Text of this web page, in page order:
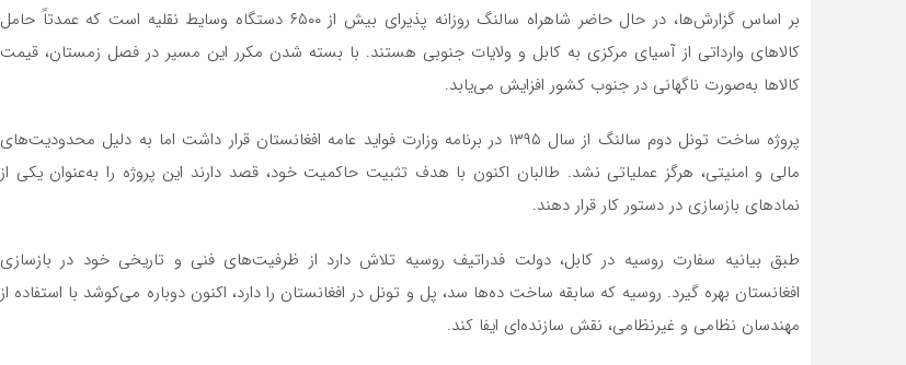
بر اساس گزارش‌ها، در حال حاضر شاهراه سالنگ روزانه پذیرای بیش از ۶۵۰۰ دستگاه وسایط نقلیه است که عمدتاً حامل
کالاهای وارداتی از آسیای مرکزی به کابل و ولایات جنوبی هستند. با بسته شدن مکرر این مسیر در فصل زمستان، قیمت
کالاها به‌صورت ناگهانی در جنوب کشور افزایش می‌یابد.
پروژه ساخت تونل دوم سالنگ از سال ۱۳۹۵ در برنامه وزارت فواید عامه افغانستان قرار داشت اما به دلیل محدودیت‌های
مالی و امنیتی، هرگز عملیاتی نشد. طالبان اکنون با هدف تثبیت حاکمیت خود، قصد دارند این پروژه را به‌عنوان یکی از
نمادهای بازسازی در دستور کار قرار دهند.
طبق بیانیه سفارت روسیه در کابل، دولت فدراتیف روسیه تلاش دارد از ظرفیت‌های فنی و تاریخی خود در بازسازی
افغانستان بهره گیرد. روسیه که سابقه ساخت ده‌ها سد، پل و تونل در افغانستان را دارد، اکنون دوباره می‌کوشد با استفاده از
مهندسان نظامی و غیرنظامی، نقش سازنده‌ای ایفا کند.